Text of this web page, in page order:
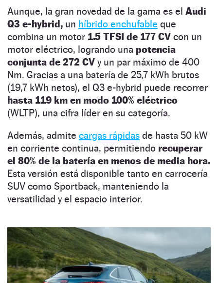
Aunque, la gran novedad de la gama es el Audi
Q3 e-hybrid, un híbrido enchufable que
combina un motor 1.5 TFSI de 177 CV con un
motor eléctrico, logrando una potencia
conjunta de 272 CV y un par máximo de 400
Nm. Gracias a una batería de 25,7 kWh brutos
(19,7 kWh netos), el Q3 e-hybrid puede recorrer
hasta 119 km en modo 100% eléctrico
(WLTP), una cifra líder en su categoría.
Además, admite cargas rápidas de hasta 50 kW
en corriente continua, permitiendo recuperar
el 80% de la batería en menos de media hora.
Esta versión está disponible tanto en carrocería
SUV como Sportback, manteniendo la
versatilidad y el espacio interior.